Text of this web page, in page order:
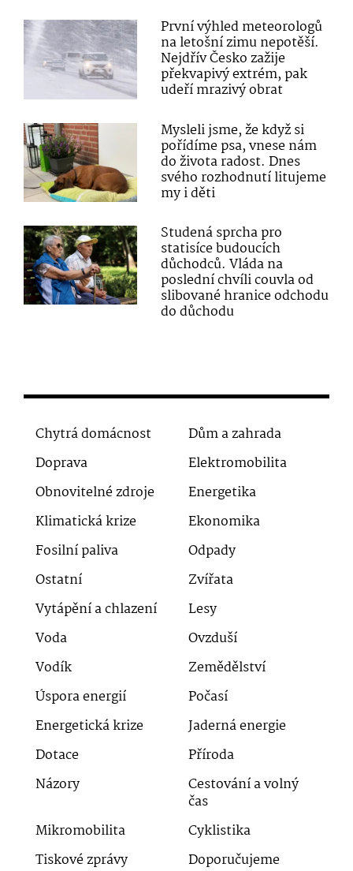
První výhled meteorologů
na letošní zimu nepotěší.
Nejdřív Česko zažije
překvapivý extrém, pak
udeří mrazivý obrat
Mysleli jsme, že když si
pořídíme psa, vnese nám
do života radost. Dnes
svého rozhodnutí litujeme
my i děti
Studená sprcha pro
statisíce budoucích
důchodců. Vláda na
poslední chvíli couvla od
slibované hranice odchodu
do důchodu
Chytrá domácnost
Dům a zahrada
Doprava
Elektromobilita
Obnovitelné zdroje
Energetika
Klimatická krize
Ekonomika
Fosilní paliva
Odpady
Ostatní
Zvířata
Vytápění a chlazení
Lesy
Voda
Ovzduší
Vodík
Zemědělství
Úspora energií
Počasí
Energetická krize
Jaderná energie
Dotace
Příroda
Názory
Cestování a volný
čas
Mikromobilita
Cyklistika
Tiskové zprávy
Doporučujeme